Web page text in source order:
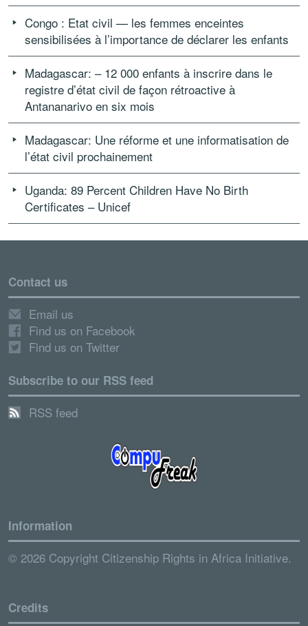
Congo : Etat civil — les femmes enceintes
sensibilisées à l’importance de déclarer les enfants
Madagascar: – 12 000 enfants à inscrire dans le
registre d’état civil de façon rétroactive à
Antananarivo en six mois
Madagascar: Une réforme et une informatisation de
l’état civil prochainement
Uganda: 89 Percent Children Have No Birth
Certificates – Unicef
Contact us
Email us
Find us on Facebook
Find us on Twitter
Subscribe to our RSS feed
RSS feed
Information
© 2026 Copyright Citizenship Rights in Africa Initiative.
Credits